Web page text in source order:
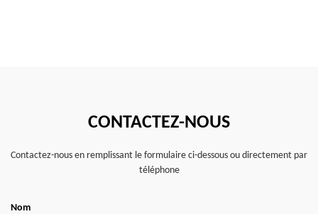
CONTACTEZ-NOUS
Contactez-nous en remplissant le formulaire ci-dessous ou directement par
téléphone
Nom